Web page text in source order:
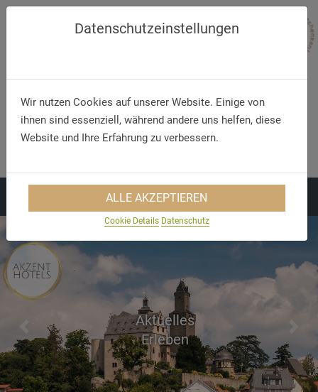
Telefon/WhatsApp
Aktuelles
Erleben
Previous
Datenschutzeinstellungen
Wir nutzen Cookies auf unserer Website. Einige von
ihnen sind essenziell, während andere uns helfen, diese
Website und Ihre Erfahrung zu verbessern.
ALLE AKZEPTIEREN
Cookie Details Datenschutz